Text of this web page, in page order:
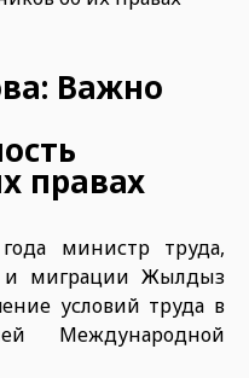
Важно
правах
министр труда,
и миграции Жылдыз
условий труда в
Международной